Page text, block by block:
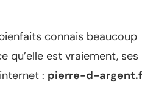
connais beaucoup
qu’elle est vraiement,
: pierre-d-